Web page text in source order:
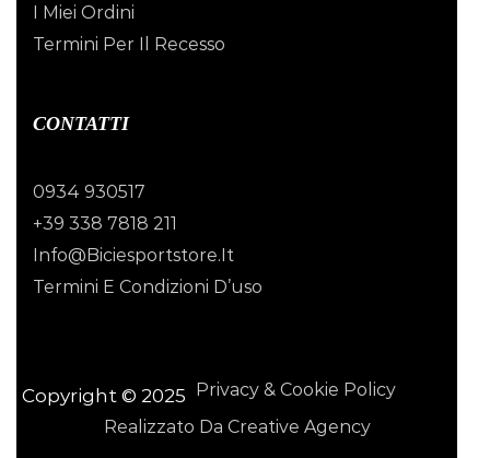
I Miei Ordini
Termini Per Il Recesso
CONTATTI
0934 930517
+39 338 7818 211
Info@biciesportstore.it
Termini E Condizioni D’uso
Copyright © 2025 Privacy & Cookie Policy
Realizzato Da Creative Agency